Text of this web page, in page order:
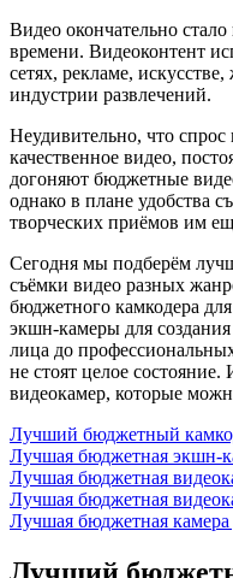
Видео окончательно
времени. Видеоконтент
сетях, рекламе,
индустрии развлечений.
Неудивительно, что
качественное видео,
догоняют бюджетные
однако в плане удобства
творческих приёмов им
Сегодня мы подберём
съёмки видео разных
бюджетного камкодера
экшн-камеры для
лица до
не стоят целое
видеокамер, которые
Лучший бюджетный
Лучшая бюджетная экшн-
Лучшая бюджетная
Лучшая бюджетная
Лучшая бюджетная
Лучший